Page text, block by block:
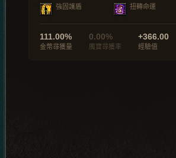
強固護盾 扭轉命運
111.00%
金幣尋獲量
0.00%
魔寶尋獲率
+366.00
經驗值